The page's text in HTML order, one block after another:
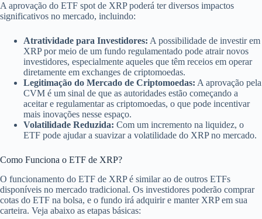
A aprovação do ETF spot de XRP poderá ter diversos impactos
significativos no mercado, incluindo:
Atratividade para Investidores: A possibilidade de investir em
XRP por meio de um fundo regulamentado pode atrair novos
investidores, especialmente aqueles que têm receios em operar
diretamente em exchanges de criptomoedas.
Legitimação do Mercado de Criptomoedas: A aprovação pela
CVM é um sinal de que as autoridades estão começando a
aceitar e regulamentar as criptomoedas, o que pode incentivar
mais inovações nesse espaço.
Volatilidade Reduzida: Com um incremento na liquidez, o
ETF pode ajudar a suavizar a volatilidade do XRP no mercado.
Como Funciona o ETF de XRP?
O funcionamento do ETF de XRP é similar ao de outros ETFs
disponíveis no mercado tradicional. Os investidores poderão comprar
cotas do ETF na bolsa, e o fundo irá adquirir e manter XRP em sua
carteira. Veja abaixo as etapas básicas: